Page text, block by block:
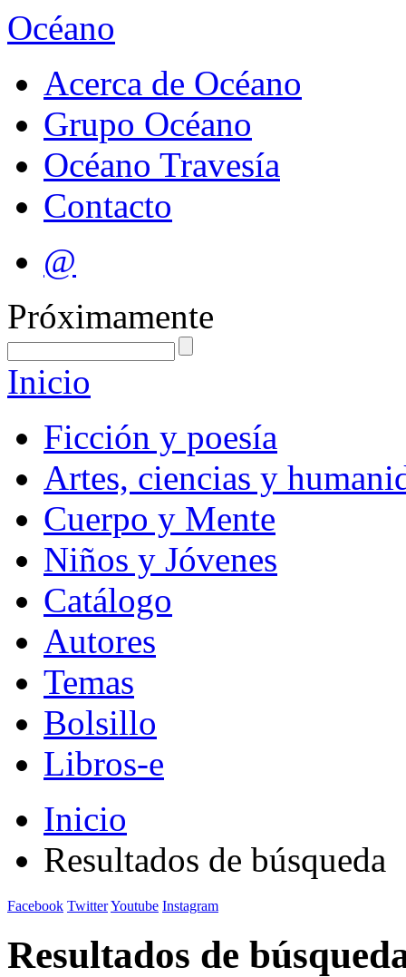
Océano
Acerca de Océano
Grupo Océano
Océano Travesía
Contacto
@
Próximamente
Inicio
Ficción y poesía
Artes, ciencias y
Cuerpo y Mente
Niños y Jóvenes
Catálogo
Autores
Temas
Bolsillo
Libros-e
Inicio
Resultados de búsqueda
Facebook TwitterYoutube Instagram
Resultados de